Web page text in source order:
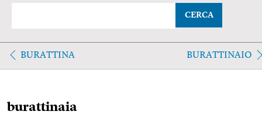
CERCA
BURATTINA BURATTINAIO
burattinaia